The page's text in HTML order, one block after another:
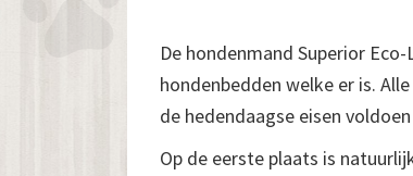
De hondenmand Superior
hondenbedden welke er is.
de hedendaagse eisen
Op de eerste plaats is